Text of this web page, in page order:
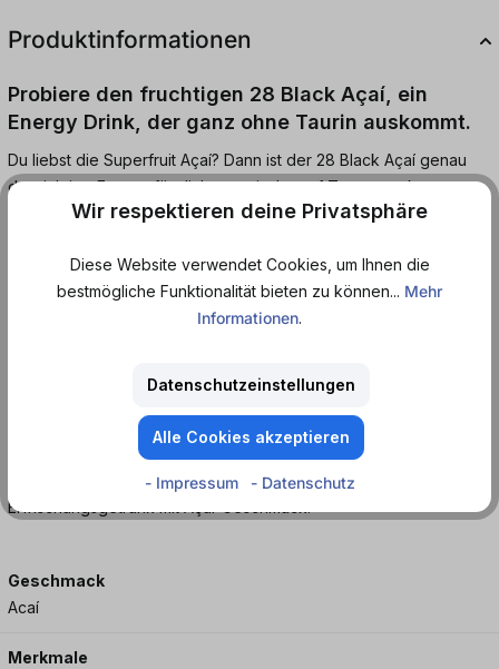
Produktinformationen
Probiere den fruchtigen 28 Black Açaí, ein
Energy Drink, der ganz ohne Taurin auskommt.
Du liebst die Superfruit Açaí? Dann ist der 28 Black Açaí genau
der richtige Energy für dich, um wieder auf Touren zu kommen.
Diese Variante mit Açaí Beeren schmeckt fruchtig süß und
also eisgekühlt eine absolute Erfrischung.
Dieser Energy ist nicht so süß und hat nicht diesen typischen
Energie-Kick, um energiegeladen in den Tag zu starten. Dieser
Drink ist vegan, laktosefrei und kommt ganz ohne
Konservierungsstoffe aus.
32,00 mg Koffein pro 100 (ml/mg). Koffeinhaltiges
Erfrischungsgetränk mit Açaí-Geschmack.
Geschmack
Acaí
Merkmale
Wir respektieren deine Privatsphäre
Diese Website verwendet Cookies, um Ihnen die
bestmögliche Funktionalität bieten zu können... Mehr
Informationen.
Datenschutzeinstellungen
Alle Cookies akzeptieren
- Impressum - Datenschutz